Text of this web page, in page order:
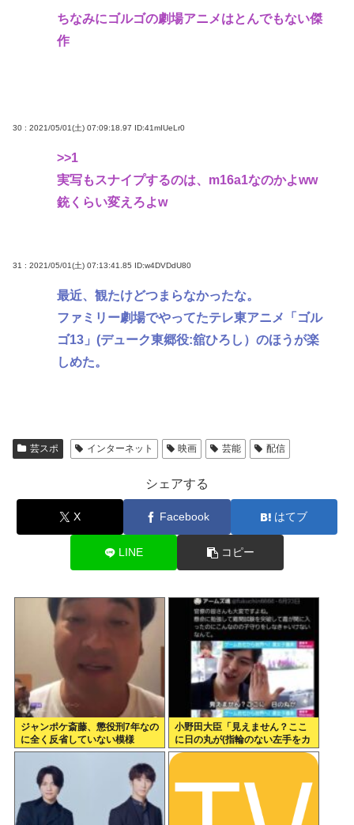
ちなみにゴルゴの劇場アニメはとんでもない傑
作
30 : 2021/05/01(土) 07:09:18.97 ID:41mIUeLr0
>>1
実写もスナイプするのは、m16a1なのかよww
銃くらい変えろよw
31 : 2021/05/01(土) 07:13:41.85 ID:w4DVDdU80
最近、観たけどつまらなかったな。
ファミリー劇場でやってたテレ東アニメ「ゴル
ゴ13」(デューク東郷役:舘ひろし）のほうが楽
しめた。
芸スポ インターネット 映画 芸能 配信
シェアする
X Facebook はてブ
LINE コピー
ジャンポケ斎藤、懲役刑7年なの
に全く反省していない模様
小野田大臣「見えません？ここ
に日の丸が(指輪のない左手をカ
メラマンに見せる)。国と結婚し